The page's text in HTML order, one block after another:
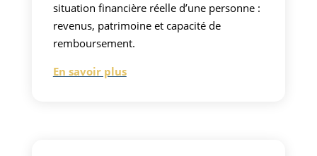
situation financière réelle d’une personne :
revenus, patrimoine et capacité de
remboursement.
En savoir plus